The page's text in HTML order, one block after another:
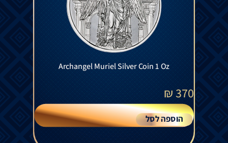
Archangel Muriel Silver Coin 1 Oz
370
₪
הוספה לסל